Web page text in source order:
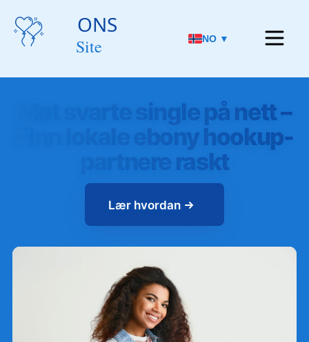
NO ▼
Møt svarte single på nett –
Finn lokale ebony hookup-
partnere raskt
Lær hvordan